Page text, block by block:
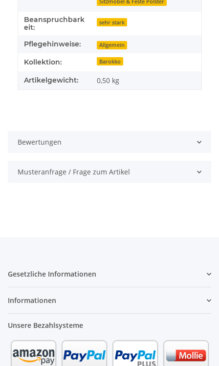
Sitzmöbel & Feste Polster
Beanspruchbark
eit:
sehr stark
Pflegehinweise: Allgemein
Kollektion: Barokko
Artikelgewicht: 0,50 kg
Bewertungen
Musteranfrage / Frage zum Artikel
Gesetzliche Informationen
Informationen
Unsere Bezahlsysteme